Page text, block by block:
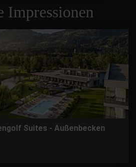
Impressionen
Suites - Außenbecken